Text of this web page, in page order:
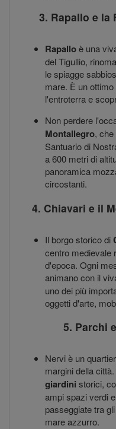
3. Rapallo e la
Rapalloè una
del Tigullio,
le spiagge
mare. È un
l'entroterra e
Non perdere
Montallegro,
Santuario di
a 600 metri di
panoramica
circostanti.
4. Chiavari e il
Il borgo storico di
centro medievale
d'epoca. Ogni
animano con il
uno dei più
oggetti d'arte,
5. Parchi
Nervi è un
margini della
giardini storici,
ampi spazi verdi
passeggiate tra
mare azzurro.